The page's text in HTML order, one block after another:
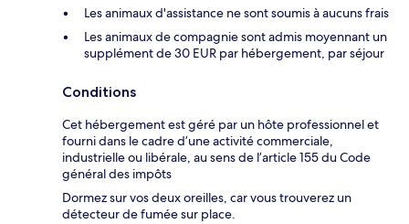
Les animaux d'assistance ne sont soumis à aucuns frais
Les animaux de compagnie sont admis moyennant un
supplément de 30 EUR par hébergement, par séjour
Conditions
Cet hébergement est géré par un hôte professionnel et
fourni dans le cadre d’une activité commerciale,
industrielle ou libérale, au sens de l’article 155 du Code
général des impôts
Dormez sur vos deux oreilles, car vous trouverez un
détecteur de fumée sur place.